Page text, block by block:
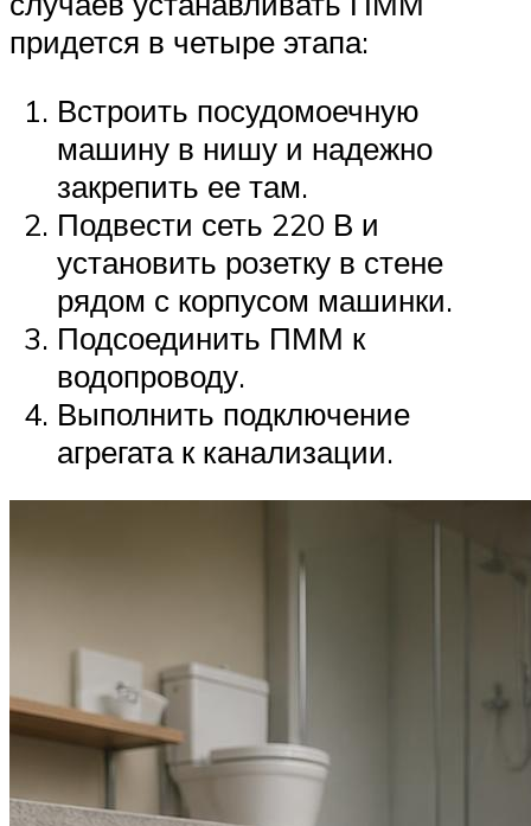
придется в четыре этапа:
Встроить посудомоечную
машину в нишу и надежно
закрепить ее там.
Подвести сеть 220 В и
установить розетку в стене
рядом с корпусом машинки.
Подсоединить ПММ к
водопроводу.
Выполнить подключение
агрегата к канализации.